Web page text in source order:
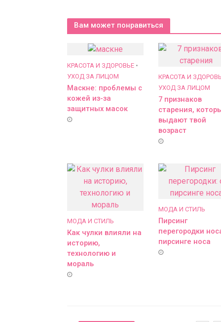
Вам может понравиться
КРАСОТА И ЗДОРОВЬЕ •
УХОД ЗА ЛИЦОМ
Маскне: проблемы с
кожей из-за
защитных масок
КРАСОТА И
УХОД ЗА ЛИЦОМ
7 признаков
старения,
выдают твой
возраст
МОДА И СТИЛЬ
Как чулки влияли на
историю,
технологию и
мораль
МОДА И СТИЛЬ
Пирсинг
перегородки
пирсинге носа